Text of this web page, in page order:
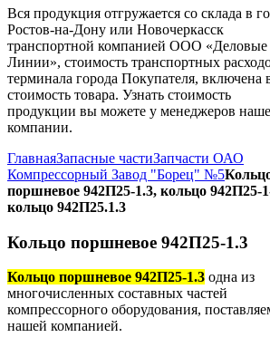
Вся продукция отгружается со склада в
Ростов-на-Дону или Новочеркасск
транспортной компанией ООО «Деловые
Линии», стоимость транспортных
терминала города Покупателя, включена
стоимость товара. Узнать стоимость
продукции вы можете у менеджеров
компании.
ГлавнаяЗапасные частиЗапчасти ОАО
Компрессорный Завод "Борец" №5
поршневое 942П25-1.3, кольцо 942П25-
кольцо 942П25.1.3
Кольцо поршневое 942П25-1.3
Кольцо поршневое 942П25-1.3 одна из
многочисленных составных частей
компрессорного оборудования,
нашей компанией.